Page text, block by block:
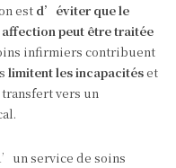
est d’éviter que le
peut être traitée
infirmiers contribuent
limitent les incapacitéset
vers un
service de soins